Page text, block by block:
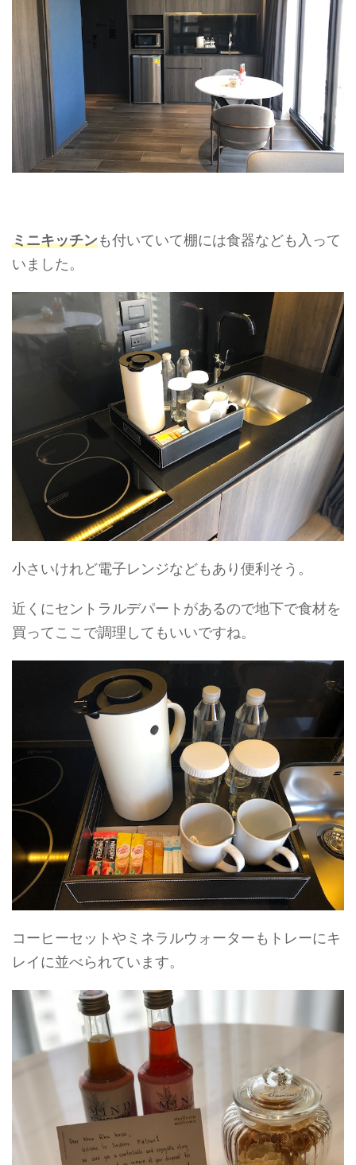
ミニキッチンも付いていて棚には食器なども入って
いました。
小さいけれど電子レンジなどもあり便利そう。
近くにセントラルデパートがあるので地下で食材を
買ってここで調理してもいいですね。
コーヒーセットやミネラルウォーターもトレーにキ
レイに並べられています。